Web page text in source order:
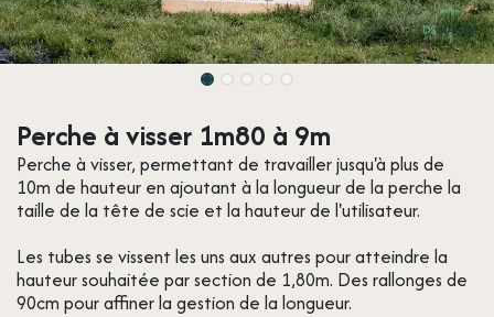
Perche à visser 1m80 à 9m
Perche à visser, permettant de travailler jusqu'à plus de
10m de hauteur en ajoutant à la longueur de la perche la
taille de la tête de scie et la hauteur de l'utilisateur.
Les tubes se vissent les uns aux autres pour atteindre la
hauteur souhaitée par section de 1,80m. Des rallonges de
90cm pour affiner la gestion de la longueur.